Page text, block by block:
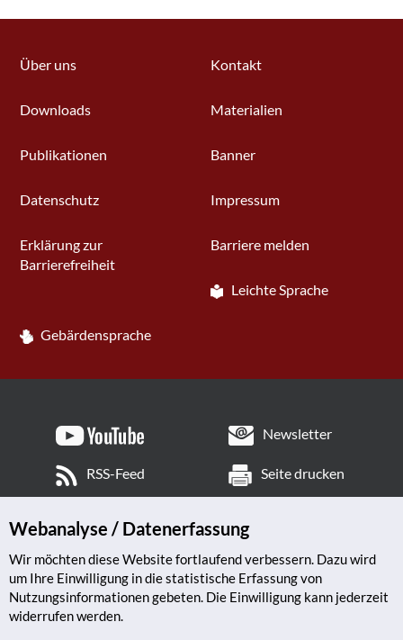
Über uns Kontakt
Downloads Materialien
Publikationen Banner
Datenschutz Impressum
Erklärung zur
Barrierefreiheit
Barriere melden
Leichte Sprache
Gebärdensprache
Newsletter
RSS-Feed Seite drucken
Webanalyse / Datenerfassung
Wir möchten diese Website fortlaufend verbessern. Dazu wird
um Ihre Einwilligung in die statistische Erfassung von
Nutzungsinformationen gebeten. Die Einwilligung kann jederzeit
widerrufen werden.